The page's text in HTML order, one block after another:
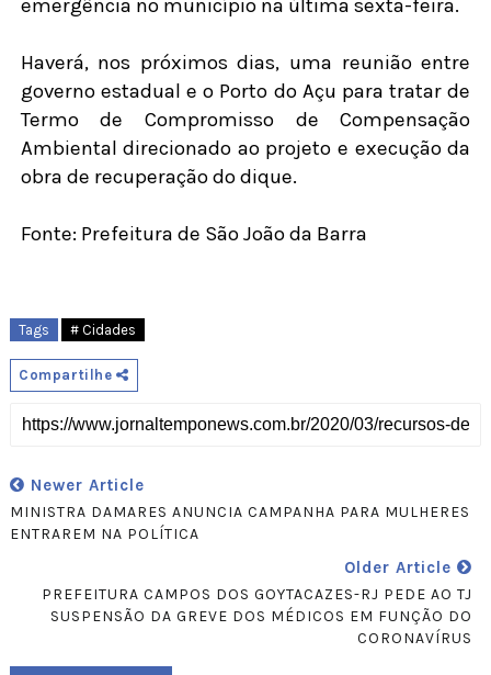
emergência no município na última sexta-feira.
Haverá, nos próximos dias, uma reunião entre
governo estadual e o Porto do Açu para tratar de
Termo de Compromisso de Compensação
Ambiental direcionado ao projeto e execução da
obra de recuperação do dique.
Fonte: Prefeitura de São João da Barra
Tags # Cidades
Compartilhe
Newer Article
MINISTRA DAMARES ANUNCIA CAMPANHA PARA MULHERES
ENTRAREM NA POLÍTICA
Older Article
PREFEITURA CAMPOS DOS GOYTACAZES-RJ PEDE AO TJ
SUSPENSÃO DA GREVE DOS MÉDICOS EM FUNÇÃO DO
CORONAVÍRUS